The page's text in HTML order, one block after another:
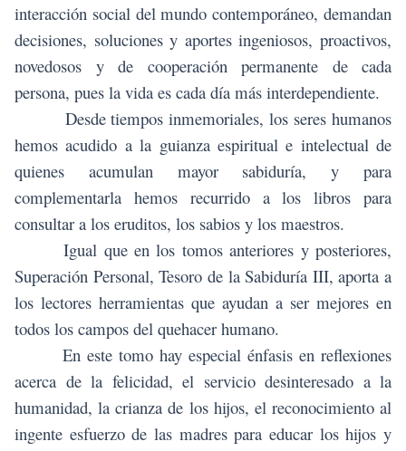
interacción social del mundo contemporáneo, demandan
decisiones, soluciones y aportes ingeniosos, proactivos,
novedosos y de cooperación permanente de cada
persona, pues la vida es cada día más interdependiente.
Desde tiempos inmemoriales, los seres humanos
hemos acudido a la guianza espiritual e intelectual de
quienes acumulan mayor sabiduría, y para
complementarla hemos recurrido a los libros para
consultar a los eruditos, los sabios y los maestros.
Igual que en los tomos anteriores y posteriores,
Superación Personal, Tesoro de la Sabiduría III, aporta a
los lectores herramientas que ayudan a ser mejores en
todos los campos del quehacer humano.
En este tomo hay especial énfasis en reflexiones
acerca de la felicidad, el servicio desinteresado a la
humanidad, la crianza de los hijos, el reconocimiento al
ingente esfuerzo de las madres para educar los hijos y